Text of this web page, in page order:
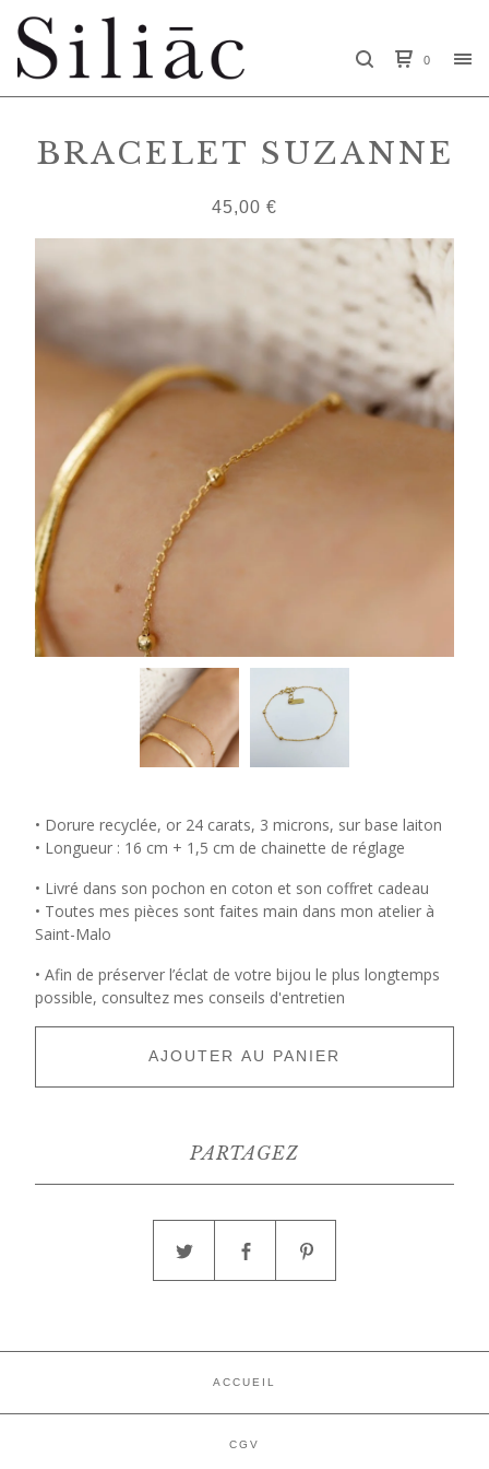
0
BRACELET SUZANNE
45,00 €
• Dorure recyclée, or 24 carats, 3 microns, sur base laiton
• Longueur : 16 cm + 1,5 cm de chainette de réglage
• Livré dans son pochon en coton et son coffret cadeau
• Toutes mes pièces sont faites main dans mon atelier à
Saint-Malo
• Afin de préserver l’éclat de votre bijou le plus longtemps
possible, consultez mes conseils d'entretien
AJOUTER AU PANIER
PARTAGEZ
ACCUEIL
CGV